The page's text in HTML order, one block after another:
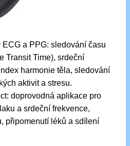
ECG a PPG: sledování času
Transit Time), srdeční
harmonie těla, sledování
aktivit a stresu.
doprovodná aplikace pro
a srdeční frekvence,
připomenutí léků a sdílení